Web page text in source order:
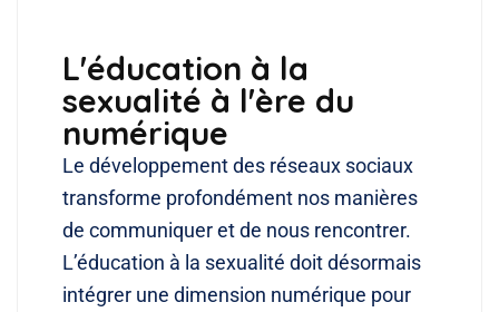
L'éducation à la
sexualité à l'ère du
numérique
Le développement des réseaux sociaux
transforme profondément nos manières
de communiquer et de nous rencontrer.
L’éducation à la sexualité doit désormais
intégrer une dimension numérique pour